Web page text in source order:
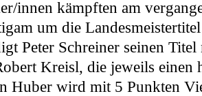
innen kämpften am
um die
Peter Schreiner seinen
Kreisl, die jeweils einen
Huber wird mit 5 Punkten